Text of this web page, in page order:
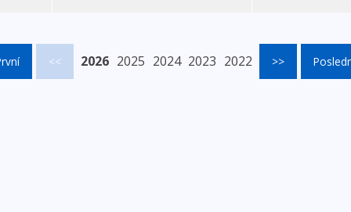
<< 2026 2025 2024 2023 2022 >>